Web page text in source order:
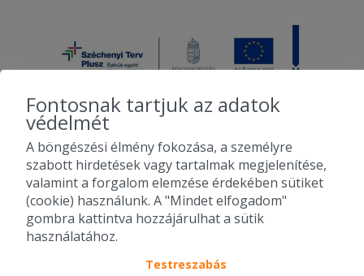
2010-2026 Copyright - Falatozz.hu - Diston-line Kft.
Pizza, gyros, hamburger, menük kedvező áron, egy helyen az összes
étterem ajánlata.
Fontosnak tartjuk az adatok
védelmét
A böngészési élmény fokozása, a személyre
szabott hirdetések vagy tartalmak megjelenítése,
valamint a forgalom elemzése érdekében sütiket
(cookie) használunk. A "Mindet elfogadom"
gombra kattintva hozzájárulhat a sütik
használatához.
Testreszabás